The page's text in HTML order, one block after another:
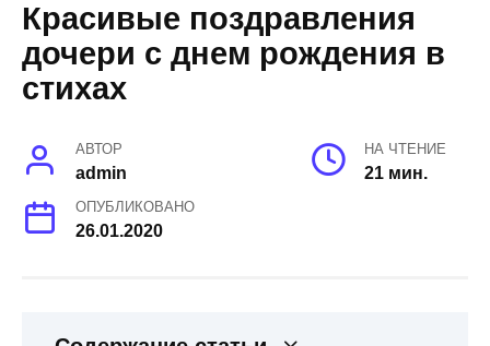
Красивые поздравления
дочери с днем рождения в
стихах
АВТОР
admin
НА ЧТЕНИЕ
21 мин.
ОПУБЛИКОВАНО
26.01.2020